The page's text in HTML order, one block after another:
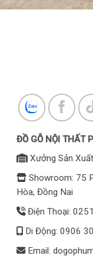
ĐỒ GỖ NỘI THẤT
Xưởng Sản
Showroom: 75
Hòa, Đồng Nai
Điện Thoại:
Di Động: 0906
Email: